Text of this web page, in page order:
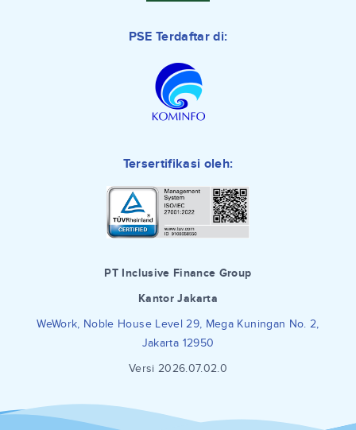
PSE Terdaftar di:
Tersertifikasi oleh:
PT Inclusive Finance Group
Kantor Jakarta
WeWork, Noble House Level 29, Mega Kuningan No. 2,
Jakarta 12950
Versi 2026.07.02.0